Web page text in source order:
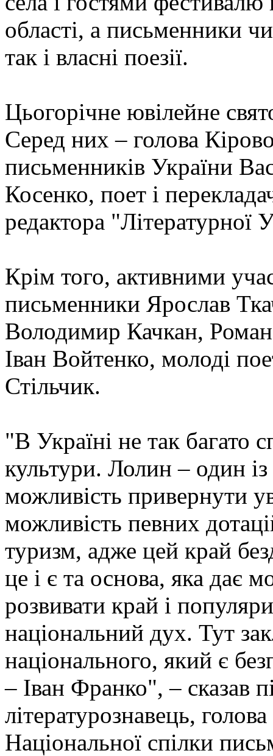
області, а письменники
так і власні поезії.
Цьогорічне ювілейне
Серед них – голова
письменників України
Косенко, поет і
редактора "Літературної
Крім того, активними
письменники Ярослав
Володимир Качкан,
Іван Войтенко, молоді
Стільчик.
"В Україні не так багато
культури. Лолин – один
можливість привернути
можливість певних
туризм, адже цей край
це і є та основа, яка дає
розвивати край і
національний дух. Тут
національного, який є
– Іван Франко", – сказав
літературознавець,
Національної спілки